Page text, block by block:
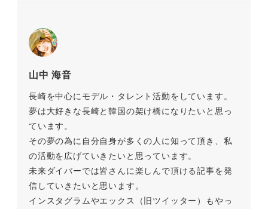
山中 海音
長崎を中心にモデル・タレント活動をしています。
夢は大好きな長崎と韓国の架け橋になりたいと思っ
ています。
その夢の為に自分自身が多くの人に知って頂き、私
の活動を広げていきたいと思っています。
未来ダイバーでは皆さんに楽しんで頂ける記事を発
信していきたいと思います。
インスタグラムやエックス（旧ツイッター）もやっ